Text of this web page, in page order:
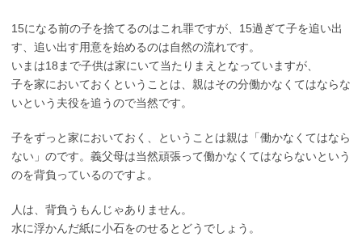
15になる前の子を捨てるのはこれ罪ですが、15過ぎて子を追い出
す、追い出す用意を始めるのは自然の流れです。
いまは18まで子供は家にいて当たりまえとなっていますが、
子を家においておくということは、親はその分働かなくてはならな
いという夫役を追うので当然です。
子をずっと家においておく、ということは親は「働かなくてはなら
ない」のです。義父母は当然頑張って働かなくてはならないという
のを背負っているのですよ。
人は、背負うもんじゃありません。
水に浮かんだ紙に小石をのせるとどうでしょう。